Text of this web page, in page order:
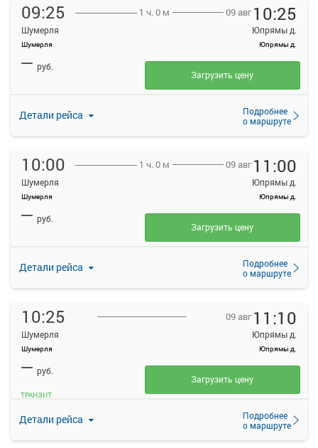
09:25
Шумерля
Шумерля
1 ч. 0 м 09 авг 10:25
Юпрямы д.
Юпрямы д.
Детали рейса
Подробнее
о маршруте
— руб.
Загрузить цену
10:00
Шумерля
Шумерля
1 ч. 0 м 09 авг 11:00
Юпрямы д.
Юпрямы д.
Детали рейса
Подробнее
о маршруте
— руб.
Загрузить цену
10:25
Шумерля
Шумерля
09 авг 11:10
Юпрямы д.
Юпрямы д.
Детали рейса
Подробнее
о маршруте
— руб.
ТРАНЗИТ
Загрузить цену